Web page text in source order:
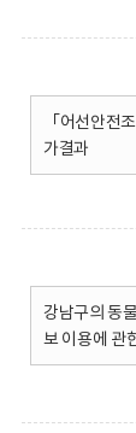
「어선안전
가결과
강남구의 동
보 이용에 관